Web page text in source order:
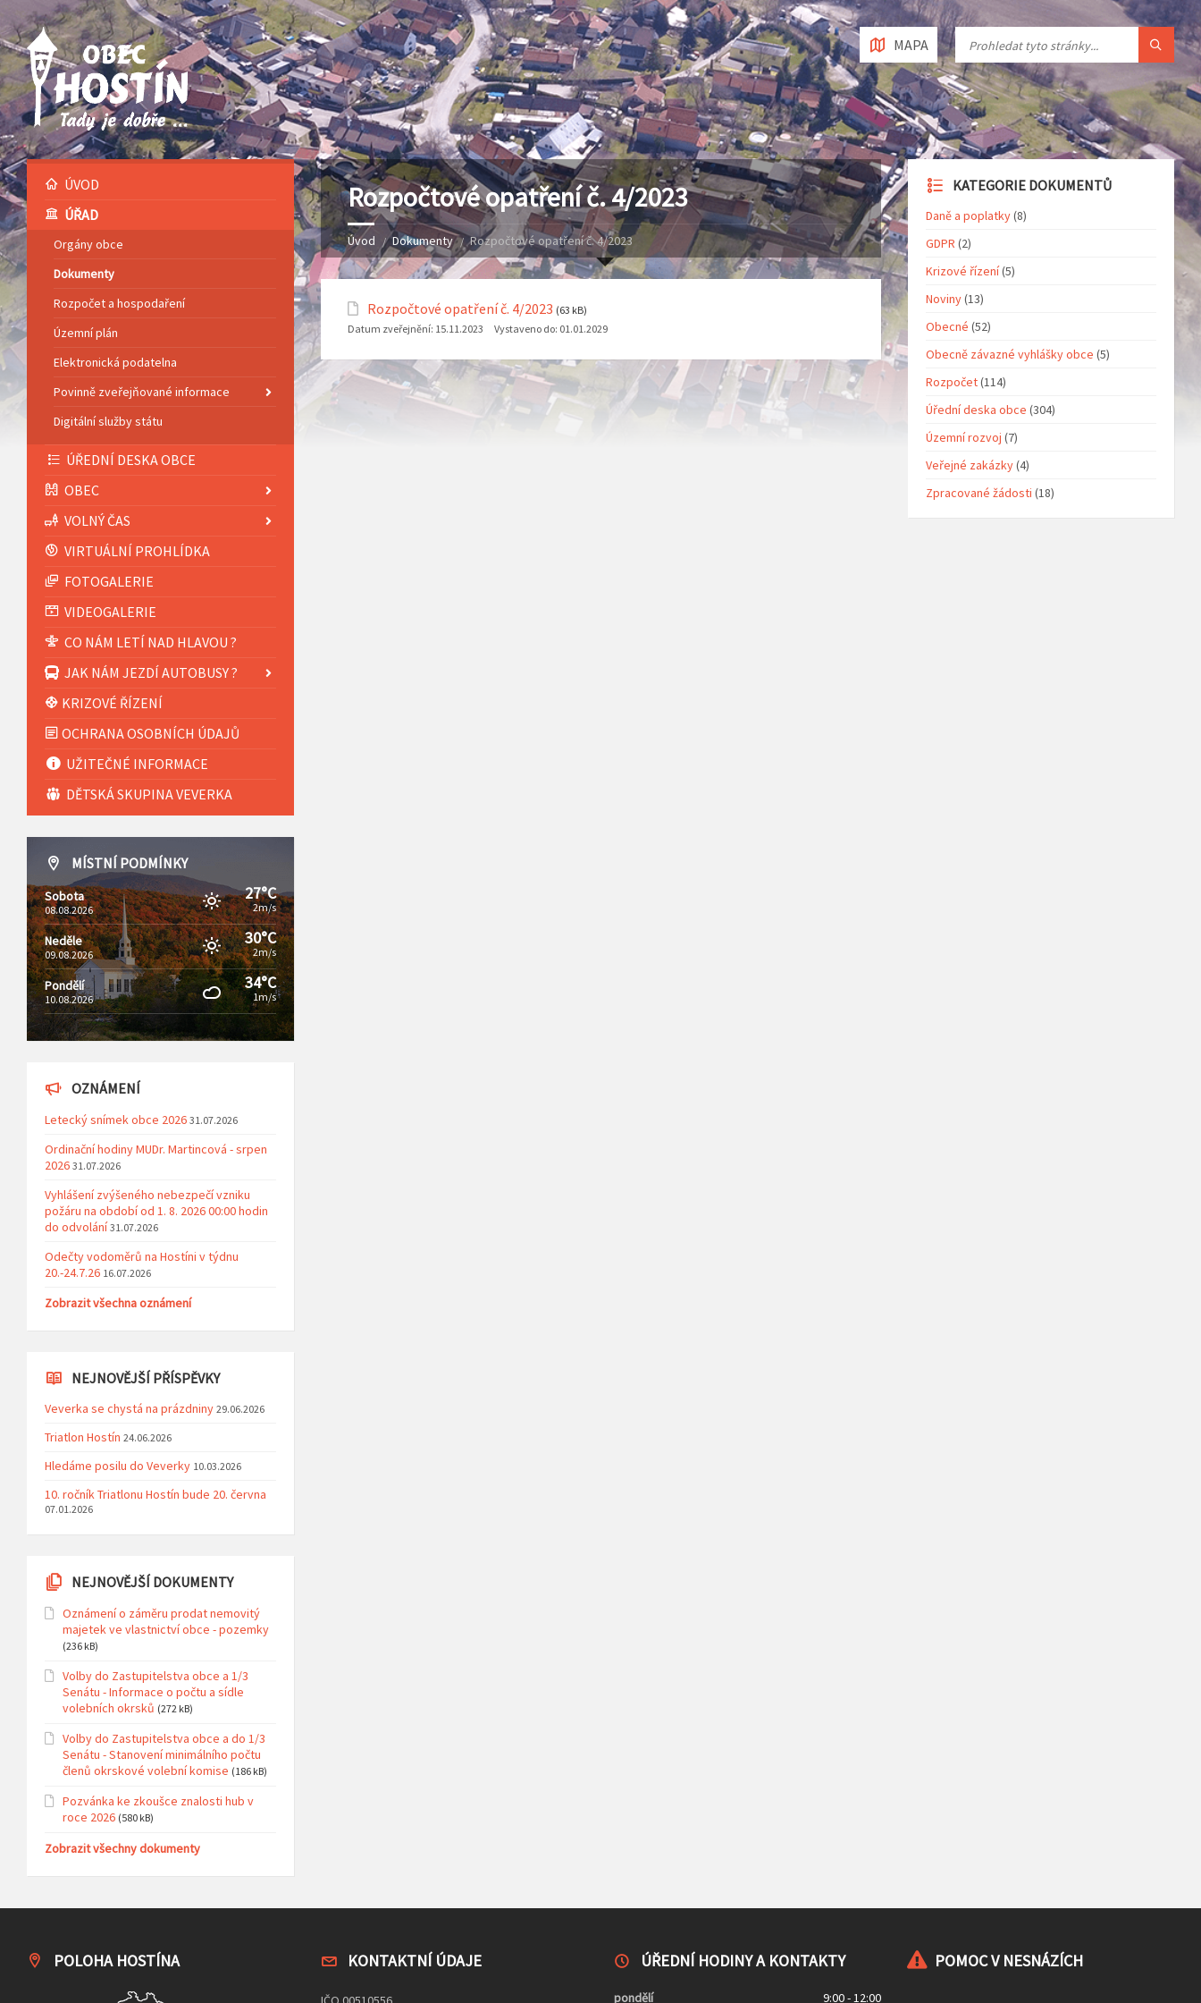
MAPA
Rozpočtové opatření č. 4/2023
Úvod Dokumenty Rozpočtové opatření č. 4/2023
Rozpočtové opatření č. 4/2023 (63 kB)
Datum zveřejnění: 15.11.2023 Vystaveno do: 01.01.2029
ÚVOD
ÚŘAD
Orgány obce
Dokumenty
Rozpočet a hospodaření
Územní plán
Elektronická podatelna
Povinně zveřejňované informace
Digitální služby státu
ÚŘEDNÍ DESKA OBCE
OBEC
VOLNÝ ČAS
VIRTUÁLNÍ PROHLÍDKA
FOTOGALERIE
VIDEOGALERIE
CO NÁM LETÍ NAD HLAVOU ?
JAK NÁM JEZDÍ AUTOBUSY ?
KRIZOVÉ ŘÍZENÍ
OCHRANA OSOBNÍCH ÚDAJŮ
UŽITEČNÉ INFORMACE
DĚTSKÁ SKUPINA VEVERKA
MÍSTNÍ PODMÍNKY
Sobota
08.08.2026
27°C
2m/s
Neděle
09.08.2026
30°C
2m/s
Pondělí
10.08.2026
34°C
1m/s
OZNÁMENÍ
Letecký snímek obce 2026 31.07.2026
Ordinační hodiny MUDr. Martincová - srpen
2026 31.07.2026
Vyhlášení zvýšeného nebezpečí vzniku
požáru na období od 1. 8. 2026 00:00 hodin
do odvolání 31.07.2026
Odečty vodoměrů na Hostíni v týdnu
20.-24.7.26 16.07.2026
Zobrazit všechna oznámení
NEJNOVĚJŠÍ PŘÍSPĚVKY
Veverka se chystá na prázdniny 29.06.2026
Triatlon Hostín 24.06.2026
Hledáme posilu do Veverky 10.03.2026
10. ročník Triatlonu Hostín bude 20. června
07.01.2026
NEJNOVĚJŠÍ DOKUMENTY
Oznámení o záměru prodat nemovitý
majetek ve vlastnictví obce - pozemky
(236 kB)
Volby do Zastupitelstva obce a 1/3
Senátu - Informace o počtu a sídle
volebních okrsků (272 kB)
Volby do Zastupitelstva obce a do 1/3
Senátu - Stanovení minimálního počtu
členů okrskové volební komise (186 kB)
Pozvánka ke zkoušce znalosti hub v
roce 2026 (580 kB)
Zobrazit všechny dokumenty
KATEGORIE DOKUMENTŮ
Daně a poplatky(8)
GDPR (2)
Krizové řízení(5)
Noviny(13)
Obecné (52)
Obecně závazné vyhlášky obce (5)
Rozpočet(114)
Úřední deska obce (304)
Územní rozvoj (7)
Veřejné zakázky(4)
Zpracované žádosti (18)
POLOHA HOSTÍNA KONTAKTNÍ ÚDAJE ÚŘEDNÍ HODINY A KONTAKTY
pondělí 9:00 - 12:00
POMOC V NESNÁZÍCH